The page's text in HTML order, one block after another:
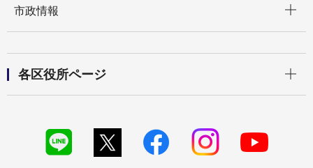
市政情報
各区役所ページ